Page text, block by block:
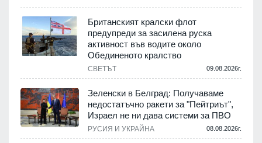
Британският кралски флот
предупреди за засилена руска
активност във водите около
Обединеното кралство
СВЕТЪТ 09.08.2026г.
Зеленски в Белград: Получаваме
недостатъчно ракети за "Пейтриът",
Израел не ни дава системи за ПВО
РУСИЯ И УКРАЙНА 08.08.2026г.